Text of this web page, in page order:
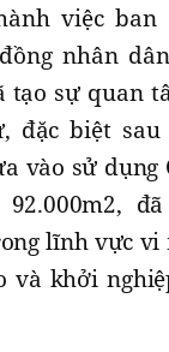
việc ban
nhân
tạo sự quan
đặc biệt
vào sử dụng
lĩnh vực vi
và khởi